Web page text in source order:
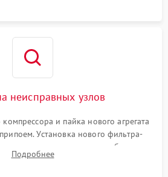
неисправных узлов
и пайка нового агрегата
Установка нового фильтра-
изношенных вентиляторов обдува,
или поврежденных дверных петель.
Подробнее